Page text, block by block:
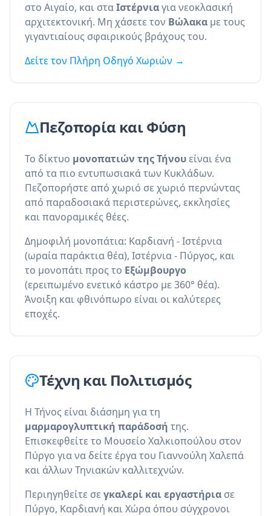
στο Αιγαίο, και σταΙστέρνιαγια νεοκλασική
αρχιτεκτονική. Μη χάσετε τον Βώλακα με τους
γιγαντιαίους σφαιρικούς βράχους του.
Δείτε τον Πλήρη Οδηγό Χωριών →
Πεζοπορία και Φύση
Το δίκτυο μονοπατιών της Τήνουείναι ένα
από τα πιο εντυπωσιακά των Κυκλάδων.
Πεζοπορήστε από χωριό σε χωριό περνώντας
από παραδοσιακά περιστερώνες, εκκλησίες
και πανοραμικές θέες.
Δημοφιλή μονοπάτια: Καρδιανή - Ιστέρνια
(ωραία παράκτια θέα), Ιστέρνια - Πύργος, και
το μονοπάτι προς το Εξώμβουργο
(ερειπωμένο ενετικό κάστρο με 360° θέα).
Άνοιξη και φθινόπωρο είναι οι καλύτερες
εποχές.
Τέχνη και Πολιτισμός
Η Τήνος είναι διάσημη για τη
μαρμαρογλυπτική παράδοσή της.
Επισκεφθείτε το Μουσείο Χαλκιοπούλου στον
Πύργο για να δείτε έργα του Γιαννούλη Χαλεπά
και άλλων Τηνιακών καλλιτεχνών.
Περιηγηθείτε σε γκαλερί και εργαστήρια σε
Πύργο, Καρδιανή και Χώρα όπου σύγχρονοι